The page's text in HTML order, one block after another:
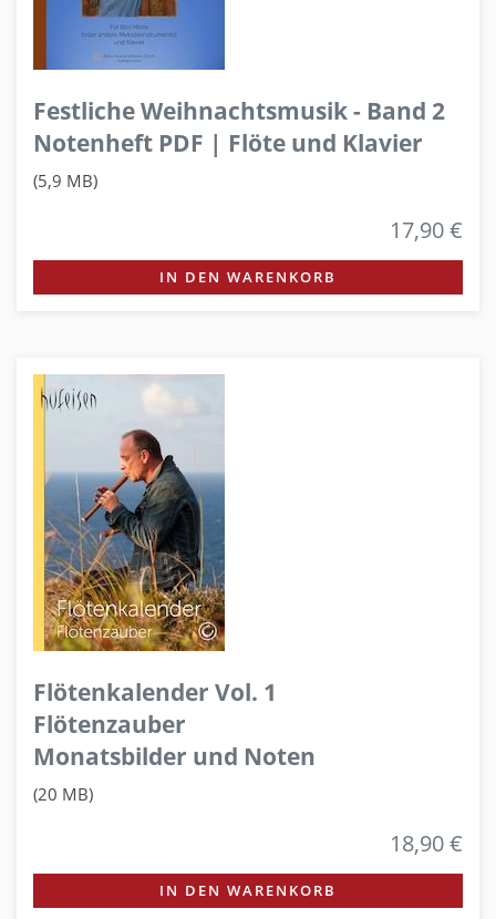
Festliche Weihnachtsmusik - Band 2
Notenheft PDF | Flöte und Klavier
(5,9 MB)
17,90 €
IN DEN WARENKORB
Flötenkalender Vol. 1
Flötenzauber
Monatsbilder und Noten
(20 MB)
18,90 €
IN DEN WARENKORB